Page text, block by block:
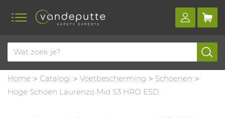
Home Catalogi Voetbescherming
Schoenen
Hoge Schoen Laurenzo Mid S3 HRO ESD